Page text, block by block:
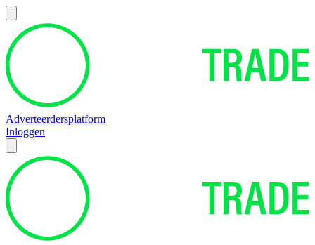
Adverteerdersplatform
Inloggen